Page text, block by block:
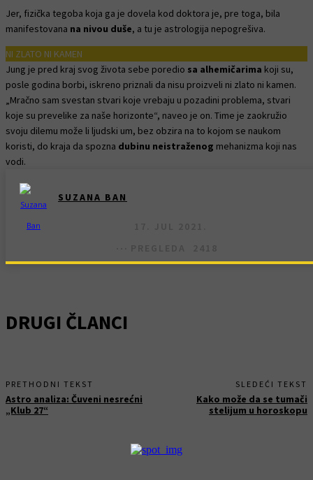
Jer, fizička tegoba koja ga je dovela kod doktora je, pre toga, bila
manifestovana na nivou duše, a tu je astrologija nepogrešiva.
NI ZLATO NI KAMEN
Jung je pred kraj svog života sebe poredio sa alhemičarima koji su,
posle godina borbi, iskreno priznali da nisu proizveli ni zlato ni kamen.
„Mračno sam svestan stvari koje vrebaju u pozadini problema, stvari
koje su prevelike za naše horizonte“, naveo je on. Time je zaokružio
svoju dilemu može li ljudski um, bez obzira na to kojom se naukom
koristi, do kraja da spozna dubinu neistraženog mehanizma koji nas
vodi.
SUZANA BAN
DRUGI ČLANCI
PRETHODNI TEKST
Astro analiza: Čuveni nesrećni
„Klub 27“
SLEDEĆI TEKST
Kako može da se tumači
stelijum u horoskopu